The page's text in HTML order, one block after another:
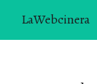
LaWebcinera